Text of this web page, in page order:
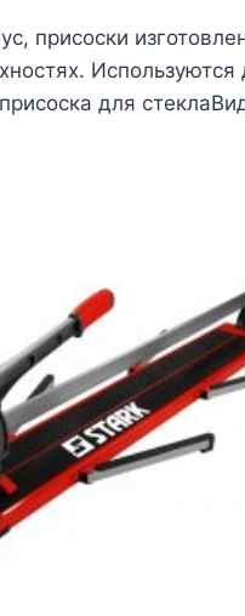
присоски
для